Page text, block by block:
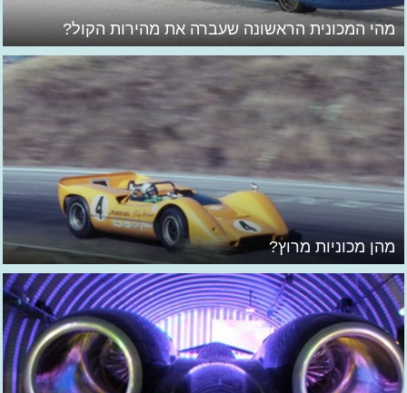
מהי המכונית הראשונה שעברה את מהירות הקול?
מהן מכוניות מרוץ?